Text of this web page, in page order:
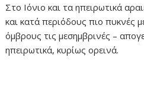
Στο Ιόνιο και τα ηπειρωτικά
και κατά περιόδους πιο πυκνές
όμβρους τις μεσημβρινές –
ηπειρωτικά, κυρίως ορεινά.